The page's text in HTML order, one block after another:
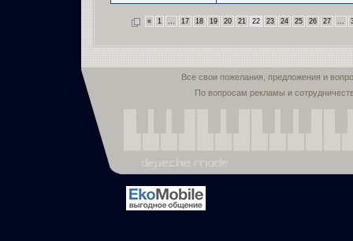
« 1 ... 17 18 19 20 21 22 23 24 25 26 27 ...
Все свои пожелания, предложения и
По вопросам рекламы и